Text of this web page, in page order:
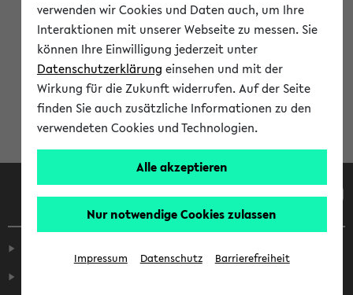
Bitte melden Sie sich an:
Anmeldung am eKVV
verwenden wir Cookies und Daten auch, um Ihre
Interaktionen mit unserer Webseite zu messen. Sie
können Ihre Einwilligung jederzeit unter
Datenschutzerklärung einsehen und mit der
Wirkung für die Zukunft widerrufen. Auf der Seite
finden Sie auch zusätzliche Informationen zu den
verwendeten Cookies und Technologien.
Alle akzeptieren
Nur notwendige Cookies zulassen
Impressum Datenschutz Barrierefreiheit